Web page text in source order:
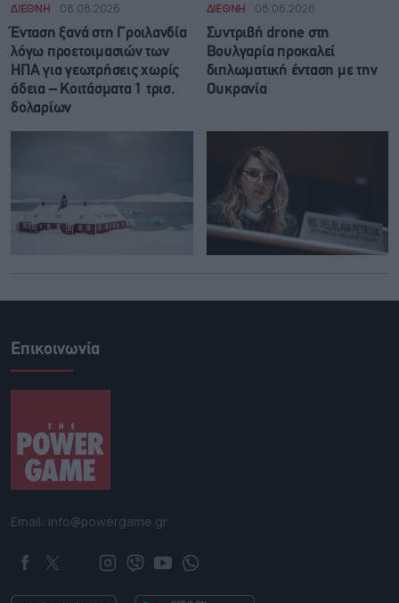
ΔΙΕΘΝΗ 08.08.2026
Ένταση ξανά στη Γροιλανδία
λόγω προετοιμασιών των
ΗΠΑ για γεωτρήσεις χωρίς
άδεια – Κοιτάσματα 1 τρισ.
δολαρίων
ΔΙΕΘΝΗ 08.08.2026
Συντριβή drone στη
Βουλγαρία προκαλεί
διπλωματική ένταση με την
Ουκρανία
Επικοινωνία
Email: info@powergame.gr